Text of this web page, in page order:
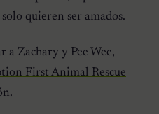
quieren ser amados.
a Zachary y Pee Wee,
First Animal Rescue